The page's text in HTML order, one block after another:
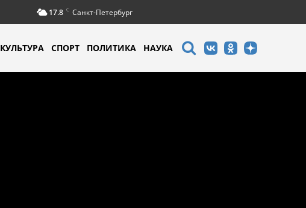
17.8 C Санкт-Петербург
КУЛЬТУРА СПОРТ ПОЛИТИКА НАУКА